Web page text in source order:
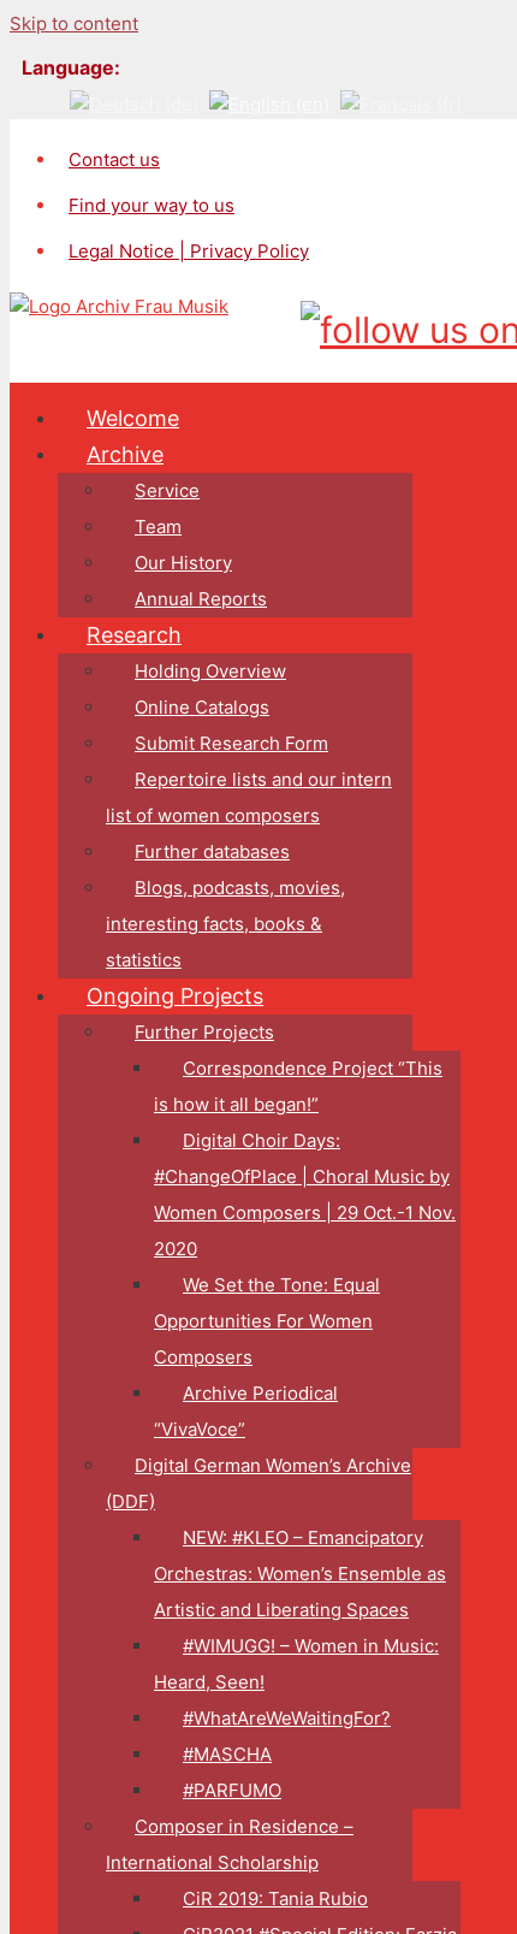
Skip to content
Language:
Contact us
Find your way to us
Legal Notice | Privacy Policy
Welcome
Archive
Service
Team
Our History
Annual Reports
Research
Holding Overview
Online Catalogs
Submit Research Form
Repertoire lists and our intern
list of women composers
Further databases
Blogs, podcasts, movies,
interesting facts, books &
statistics
Ongoing Projects
Further Projects
Correspondence Project “This
is how it all began!”
Digital Choir Days:
#ChangeOfPlace | Choral Music by
Women Composers | 29 Oct.-1 Nov.
2020
We Set the Tone: Equal
Opportunities For Women
Composers
Archive Periodical
“VivaVoce”
Digital German Women’s Archive
(DDF)
NEW: #KLEO – Emancipatory
Orchestras: Women’s Ensemble as
Artistic and Liberating Spaces
#WIMUGG! – Women in Music:
Heard, Seen!
#WhatAreWeWaitingFor?
#MASCHA
#PARFUMO
Composer in Residence –
International Scholarship
CiR 2019: Tania Rubio